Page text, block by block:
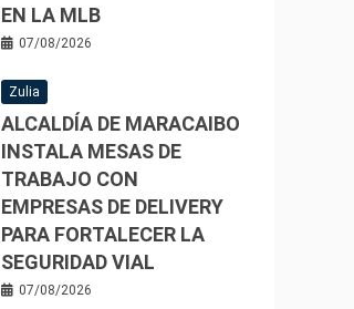
EN LA MLB
07/08/2026
Zulia
ALCALDÍA DE MARACAIBO
INSTALA MESAS DE
TRABAJO CON
EMPRESAS DE DELIVERY
PARA FORTALECER LA
SEGURIDAD VIAL
07/08/2026